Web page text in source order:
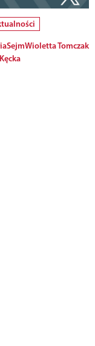
SejmWioletta Tomczak